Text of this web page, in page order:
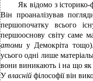
Як відомо з історико-
Він проаналізував
першопочатку всього
першооснову світу саме
атомиу Демокріта
усього одні лише
вони виникають і на що
Увласній філософії він